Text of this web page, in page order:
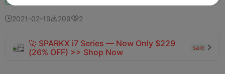
2021-02-192092
🚀 SPARKX i7 Series — Now Only $229
(26% OFF) >> Shop Now
sale 